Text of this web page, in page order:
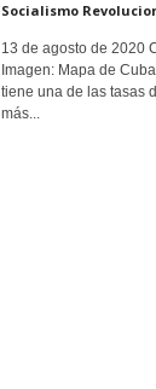
Socialismo
13 de agosto de 2020
Imagen: Mapa de
tiene una de las tasas
más...